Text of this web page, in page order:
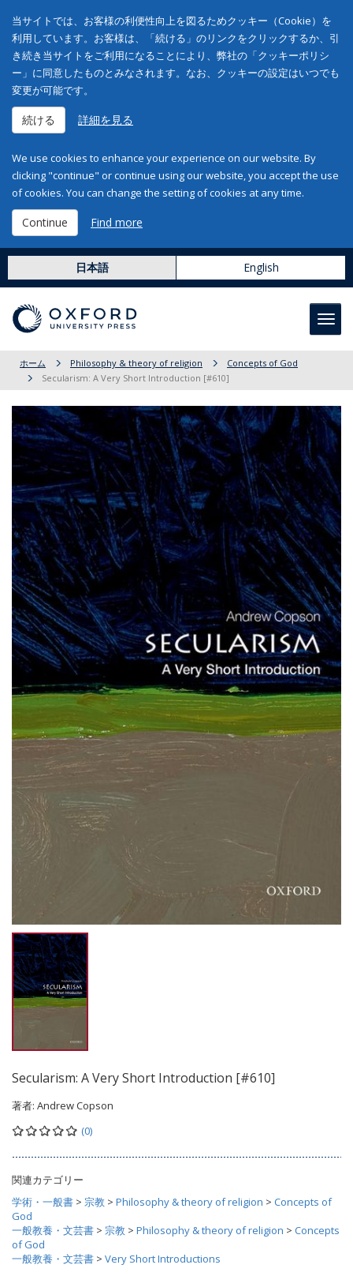
当サイトでは、お客様の利便性向上を図るためクッキー（Cookie）を
利用しています。お客様は、「続ける」のリンクをクリックするか、引
き続き当サイトをご利用になることにより、弊社の「クッキーポリシ
ー」に同意したものとみなされます。なお、クッキーの設定はいつでも
変更が可能です。
続ける 詳細を見る
We use cookies to enhance your experience on our website. By
clicking "continue" or continue using our website, you accept the use
of cookies. You can change the setting of cookies at any time.
Continue Find more
日本語 English
ホーム Philosophy & theory of religion
Concepts of God
Secularism: A Very Short Introduction [#610]
Secularism: A Very Short Introduction [#610]
著者: Andrew Copson
(0)
関連カテゴリー
学術・一般書 > 宗教 > Philosophy & theory of religion > Concepts of
God
一般教養・文芸書 > 宗教 > Philosophy & theory of religion > Concepts
of God
一般教養・文芸書 > Very Short Introductions